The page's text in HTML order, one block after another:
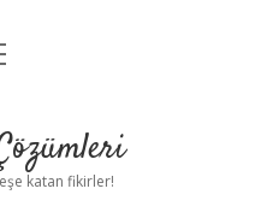
katan fikirler!